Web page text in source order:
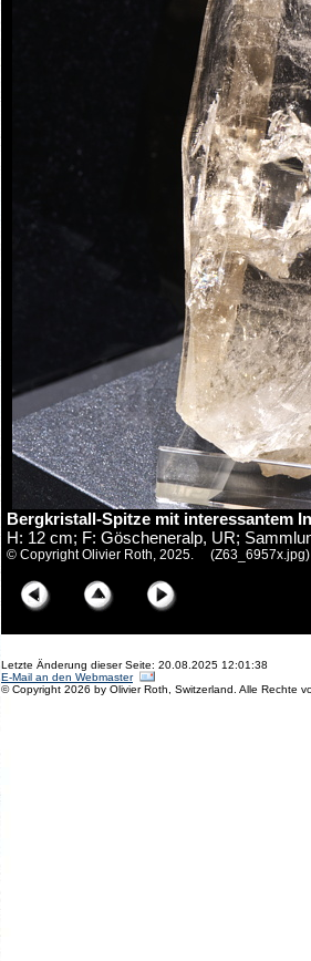
Bergkristall-Spitze mit interessantem
H: 12 cm; F: Göscheneralp, UR;
© Copyright Olivier Roth, 2025. (Z63_6957x.jpg)
Letzte Änderung dieser Seite: 20.08.2025 12:01:38
E-Mail an den Webmaster
© Copyright 2026 by Olivier Roth, Switzerland. Alle Rechte